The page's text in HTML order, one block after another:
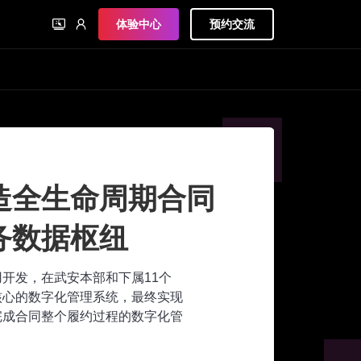
体验中心 预约交流
生命周期合同
数据枢纽
发，在武安本部和下属11个
的数字化管理系统，最终实现
合同整个履约过程的数字化管